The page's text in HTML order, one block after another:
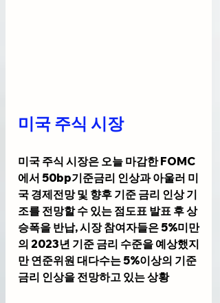
미국 주식 시장
미국 주식 시장은 오늘 마감한 FOMC
에서 50bp기준금리 인상과 아울러 미
국 경제전망 및 향후 기준 금리 인상 기
조를 전망할 수 있는 점도표 발표 후 상
승폭을 반납, 시장 참여자들은 5%미만
의 2023년 기준 금리 수준을 예상했지
만 연준위원 대다수는 5%이상의 기준
금리 인상을 전망하고 있는 상황